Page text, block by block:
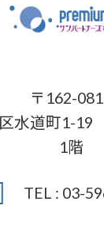
〒162-
水道町1-
1階
TEL : 03-